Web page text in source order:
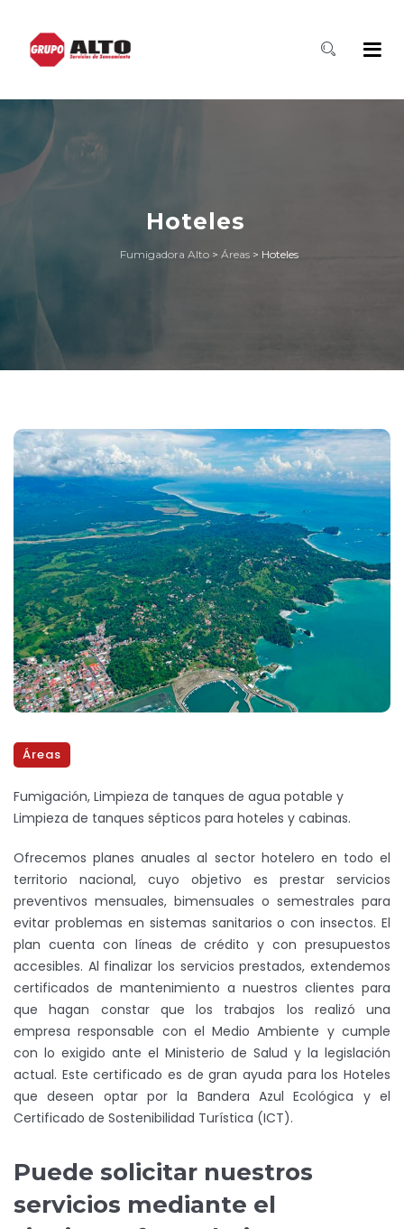
Hoteles
Fumigadora Alto> Áreas> Hoteles
Áreas
Fumigación, Limpieza de tanques de agua potable y
Limpieza de tanques sépticos para hoteles y cabinas.
Ofrecemos planes anuales al sector hotelero en todo el
territorio nacional, cuyo objetivo es prestar servicios
preventivos mensuales, bimensuales o semestrales para
evitar problemas en sistemas sanitarios o con insectos. El
plan cuenta con líneas de crédito y con presupuestos
accesibles. Al finalizar los servicios prestados, extendemos
certificados de mantenimiento a nuestros clientes para
que hagan constar que los trabajos los realizó una
empresa responsable con el Medio Ambiente y cumple
con lo exigido ante el Ministerio de Salud y la legislación
actual. Este certificado es de gran ayuda para los Hoteles
que deseen optar por la Bandera Azul Ecológica y el
Certificado de Sostenibilidad Turística (ICT).
Puede solicitar nuestros
servicios mediante el